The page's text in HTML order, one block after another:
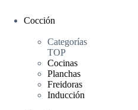
Cocción
Categorías
TOP
Cocinas
Planchas
Freidoras
Inducción